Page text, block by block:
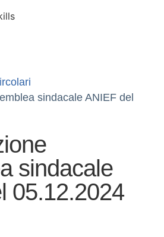
sindacale ANIEF del
sindacale
05.12.2024